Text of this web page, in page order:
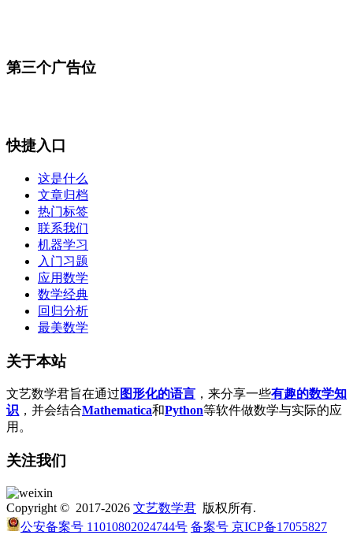
第三个广告位
快捷入口
这是什么
文章归档
热门标签
联系我们
机器学习
入门习题
应用数学
数学经典
回归分析
最美数学
关于本站
文艺数学君旨在通过 图形化的语言 ，来分享一些有趣的数学知
识 ，并会结合Mathematica和Python等软件做数学与实际的应
用。
关注我们
Copyright © 2017-2026 文艺数学君 版权所有.
公安备案号 11010802024744号 备案号 京ICP备17055827